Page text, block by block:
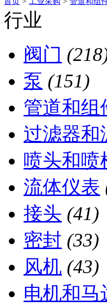
行业
阀门
泵 (151)
管道和组
过滤器和
喷头和喷
流体仪表
接头 (41)
密封 (33)
风机 (43)
电机和马